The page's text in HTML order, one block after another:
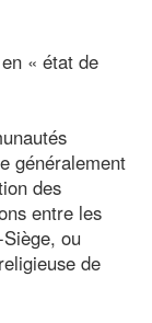
« état de
généralement
des
entre les
ou
de